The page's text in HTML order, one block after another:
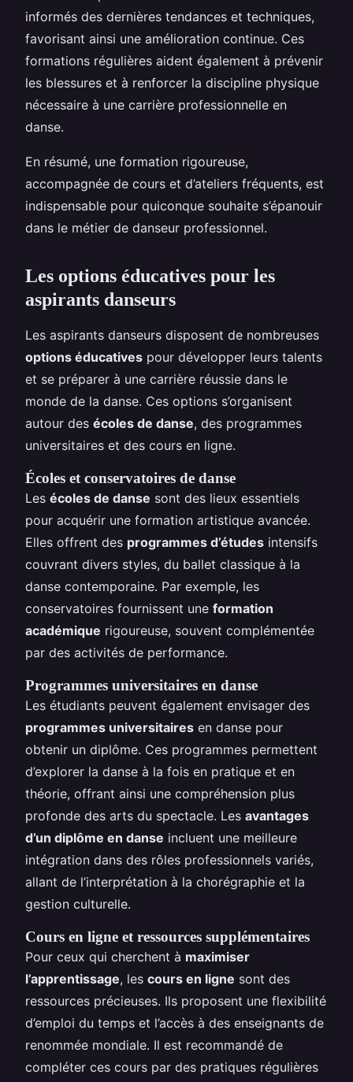
informés des dernières tendances et techniques,
favorisant ainsi une amélioration continue. Ces
formations régulières aident également à prévenir
les blessures et à renforcer la discipline physique
nécessaire à une carrière professionnelle en
danse.
En résumé, une formation rigoureuse,
accompagnée de cours et d’ateliers fréquents, est
indispensable pour quiconque souhaite s’épanouir
dans le métier de danseur professionnel.
Les options éducatives pour les
aspirants danseurs
Les aspirants danseurs disposent de nombreuses
options éducatives pour développer leurs talents
et se préparer à une carrière réussie dans le
monde de la danse. Ces options s’organisent
autour des écoles de danse, des programmes
universitaires et des cours en ligne.
Écoles et conservatoires de danse
Les écoles de danse sont des lieux essentiels
pour acquérir une formation artistique avancée.
Elles offrent des programmes d’études intensifs
couvrant divers styles, du ballet classique à la
danse contemporaine. Par exemple, les
conservatoires fournissent une formation
académique rigoureuse, souvent complémentée
par des activités de performance.
Programmes universitaires en danse
Les étudiants peuvent également envisager des
programmes universitaires en danse pour
obtenir un diplôme. Ces programmes permettent
d’explorer la danse à la fois en pratique et en
théorie, offrant ainsi une compréhension plus
profonde des arts du spectacle. Les avantages
d’un diplôme en danse incluent une meilleure
intégration dans des rôles professionnels variés,
allant de l’interprétation à la chorégraphie et la
gestion culturelle.
Cours en ligne et ressources supplémentaires
Pour ceux qui cherchent à maximiser
l’apprentissage, les cours en ligne sont des
ressources précieuses. Ils proposent une flexibilité
d’emploi du temps et l’accès à des enseignants de
renommée mondiale. Il est recommandé de
compléter ces cours par des pratiques régulières